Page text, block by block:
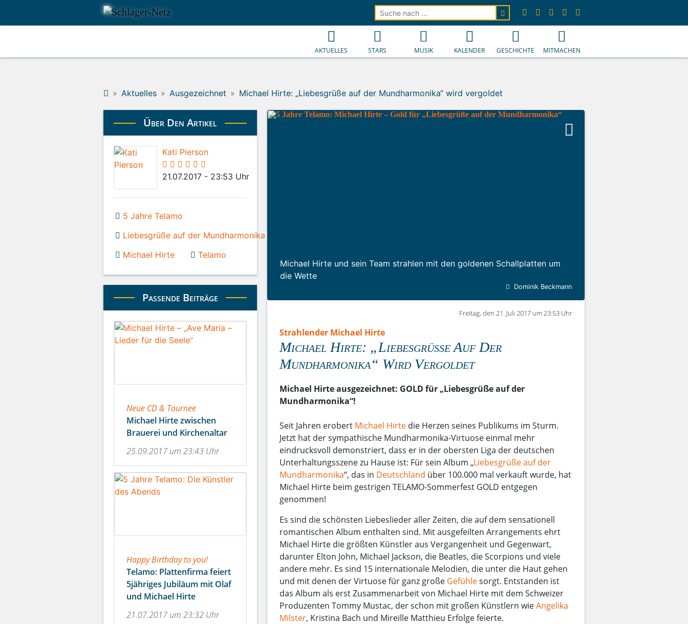
Aktuelles Ausgezeichnet Michael Hirte: „Liebesgrüße auf der Mundharmonika“ wird vergoldet
Michael Hirte und sein Team strahlen mit den goldenen Schallplatten um
die Wette
Dominik Beckmann
Freitag, den 21. Juli 2017 um 23:53 Uhr
Strahlender Michael Hirte
Michael Hirte: „Liebesgrüße Auf Der
Mundharmonika“ Wird Vergoldet
Michael Hirte ausgezeichnet: GOLD für „Liebesgrüße auf der
Mundharmonika“!
Seit Jahren erobert Michael Hirtedie Herzen seines Publikums im Sturm.
Jetzt hat der sympathische Mundharmonika-Virtuose einmal mehr
eindrucksvoll demonstriert, dass er in der obersten Liga der deutschen
Unterhaltungsszene zu Hause ist: Für sein Album „Liebesgrüße auf der
Mundharmonika“, das in Deutschland über 100.000 mal verkauft wurde, hat
Michael Hirte beim gestrigen TELAMO-Sommerfest GOLD entgegen
genommen!
Es sind die schönsten Liebeslieder aller Zeiten, die auf dem sensationell
romantischen Album enthalten sind. Mit ausgefeilten Arrangements ehrt
Michael Hirte die größten Künstler aus Vergangenheit und Gegenwart,
darunter Elton John, Michael Jackson, die Beatles, die Scorpions und viele
andere mehr. Es sind 15 internationale Melodien, die unter die Haut gehen
und mit denen der Virtuose für ganz große Gefühlesorgt. Entstanden ist
das Album als erst Zusammenarbeit von Michael Hirte mit dem Schweizer
Produzenten Tommy Mustac, der schon mit großen Künstlern wieAngelika
Milster, Kristina Bach und Mireille Matthieu Erfolge feierte.
Über Den Artikel
Kati Pierson
21.07.2017 - 23:53 Uhr
5 Jahre Telamo
Liebesgrüße auf der Mundharmonika
Michael Hirte
Telamo
Passende Beiträge
Neue CD & Tournee
Michael Hirte zwischen
Brauerei und Kirchenaltar
25.09.2017 um 23:43 Uhr
Happy Birthday to you!
Telamo: Plattenfirma feiert
5jähriges Jubiläum mit Olaf
und Michael Hirte
21.07.2017 um 23:32 Uhr
AKTUELLES STARS MUSIK KALENDER GESCHICHTE MITMACHEN